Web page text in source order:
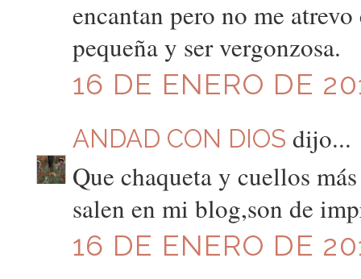
encantan pero no me
pequeña y ser vergonzosa.
16 DE ENERO DE
ANDAD CON DIOS dijo...
Que chaqueta y cuellos
salen en mi blog,son de
16 DE ENERO DE